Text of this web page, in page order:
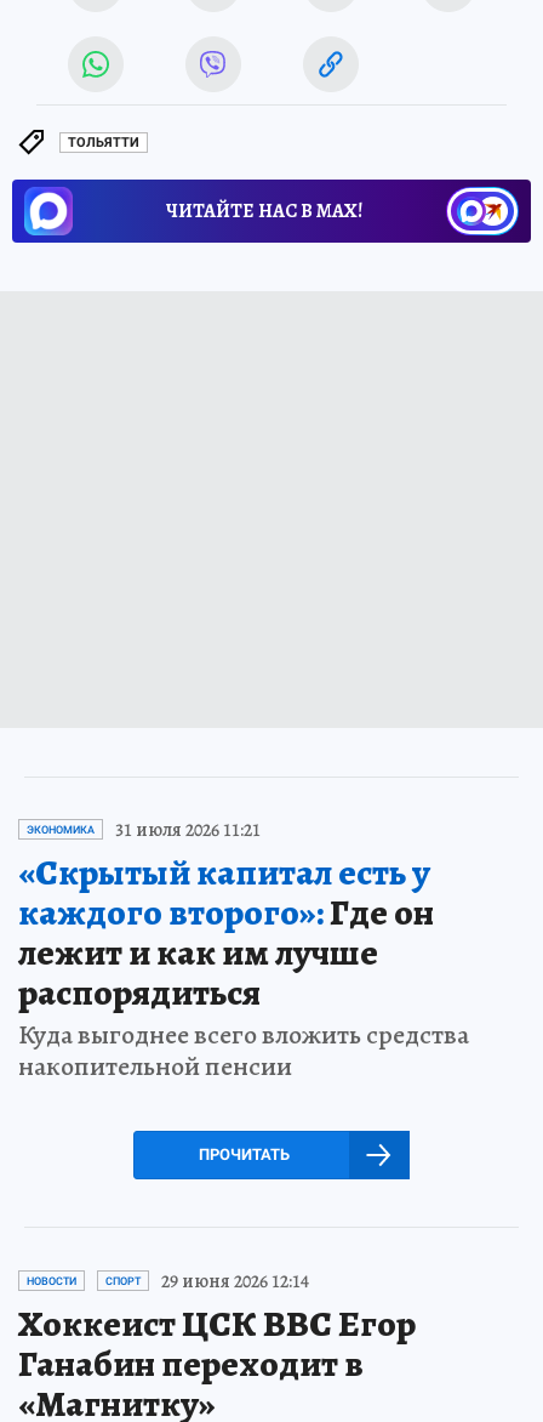
ТОЛЬЯТТИ
ЧИТАЙТЕ НАС В МАХ!
ЭКОНОМИКА 31 июля 2026 11:21
«Скрытый капитал есть у
каждого второго»:Где он
лежит и как им лучше
распорядиться
Куда выгоднее всего вложить средства
накопительной пенсии
ПРОЧИТАТЬ
НОВОСТИ СПОРТ 29 июня 2026 12:14
Хоккеист ЦСК ВВС Егор
Ганабин переходит в
«Магнитку»